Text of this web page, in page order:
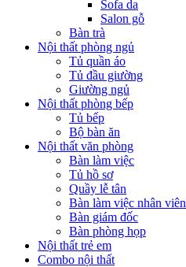
Sofa da
Salon gỗ
Bàn trà
Nội thất phòng ngủ
Tủ quần áo
Tủ đầu giường
Giường ngủ
Nội thất phòng bếp
Tủ bếp
Bộ bàn ăn
Nội thất văn phòng
Bàn làm việc
Tủ hồ sơ
Quầy lễ tân
Bàn làm việc nhân viên
Bàn giám đốc
Bàn phòng họp
Nội thất trẻ em
Combo nội thất